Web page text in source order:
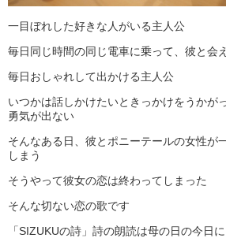
一目ぼれした好きな人がいる主人公
毎日同じ時間の同じ電車に乗って、彼と会
毎日おしゃれして出かける主人公
いつかは話しかけたいときっかけをうかが
勇気が出ない
そんなある日、彼とポニーテールの女性が
しまう
そうやって彼女の恋は終わってしまった
そんな切ない恋の歌です
「SIZUKUの詩」詩の朗読は母の日の今日